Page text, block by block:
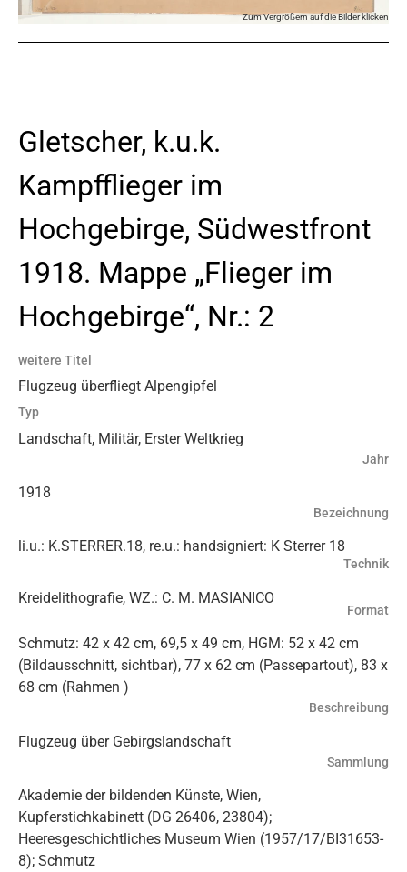
Zum Vergrößern auf die Bilder klicken
Gletscher, k.u.k.
Kampfflieger im
Hochgebirge, Südwestfront
1918. Mappe „Flieger im
Hochgebirge“, Nr.: 2
weitere Titel
Flugzeug überfliegt Alpengipfel
Typ
Landschaft, Militär, Erster Weltkrieg
Jahr
1918
Bezeichnung
li.u.: K.STERRER.18, re.u.: handsigniert: K Sterrer 18
Technik
Kreidelithografie, WZ.: C. M. MASIANICO
Format
Schmutz: 42 x 42 cm, 69,5 x 49 cm, HGM: 52 x 42 cm
(Bildausschnitt, sichtbar), 77 x 62 cm (Passepartout), 83 x
68 cm (Rahmen )
Beschreibung
Flugzeug über Gebirgslandschaft
Sammlung
Akademie der bildenden Künste, Wien,
Kupferstichkabinett (DG 26406, 23804);
Heeresgeschichtliches Museum Wien (1957/17/BI31653-
8); Schmutz